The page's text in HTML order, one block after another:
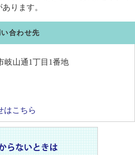
ります。
合わせ先
岐山通1丁目1番地
はこちら